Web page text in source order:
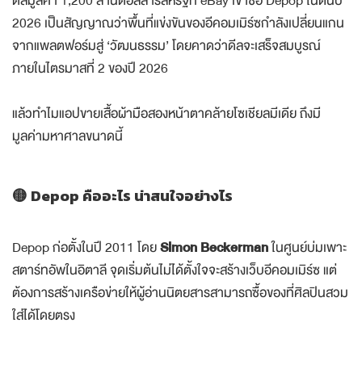
ดีลมูลค่า 1,200 ล้านดอลลาร์สหรัฐที่ eBay เข้าซื้อ Depop ในต้นปี
2026 เป็นสัญญาณว่าพื้นที่แข่งขันของอีคอมเมิร์ซกำลังเปลี่ยนแกน
จากแพลตฟอร์มสู่ ‘วัฒนธรรม’ โดยคาดว่าดีลจะเสร็จสมบูรณ์
แล้วทำไมแอปขายเสื้อผ้ามือสองหน้าตาคล้ายโซเชียลมีเดีย ถึงมี
Depop ก่อตั้งในปี 2011 โดยSimon Beckermanในศูนย์บ่มเพาะ
สตาร์ทอัพในอิตาลี จุดเริ่มต้นไม่ได้ตั้งใจจะสร้างเว็บอีคอมเมิร์ซ แต่
ต้องการสร้างเครือข่ายให้ผู้อ่านนิตยสารสามารถซื้อของที่ศิลปินสวม